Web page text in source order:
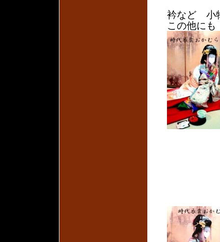
衿など 小
この他に